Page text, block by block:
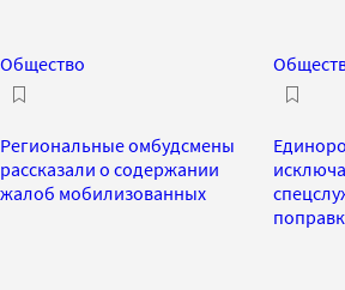
Общество
Региональные омбудсмены
рассказали о содержании
жалоб мобилизованных